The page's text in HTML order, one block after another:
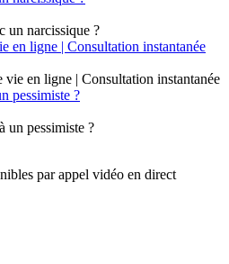
en ligne | Consultation instantanée
pessimiste ?
par appel vidéo en direct